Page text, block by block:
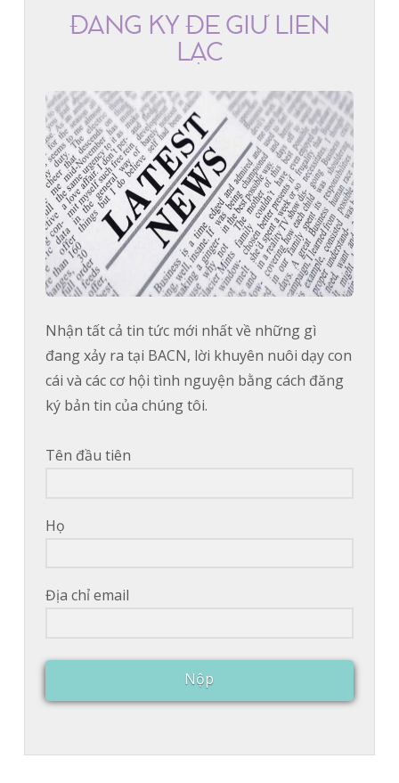
ĐĂNG KÝ ĐỂ GIỮ LIÊN
LẠC
Nhận tất cả tin tức mới nhất về những gì
đang xảy ra tại BACN, lời khuyên nuôi dạy con
cái và các cơ hội tình nguyện bằng cách đăng
ký bản tin của chúng tôi.
Tên đầu tiên
Họ
Địa chỉ email
Nộp